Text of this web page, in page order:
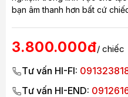
bạn âm thanh hơn bất cứ
3.800.000đ/ chiếc
Tư vấn HI-FI:
Tư vấn HI-END: